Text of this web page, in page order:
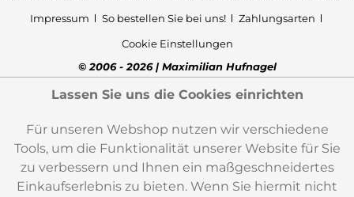
Impressum
So bestellen Sie bei uns!
Zahlungsarten
Cookie Einstellungen
© 2006 - 2026 | Maximilian Hufnagel
Lassen Sie uns die Cookies einrichten
Für unseren Webshop nutzen wir verschiedene
Tools, um die Funktionalität unserer Website für Sie
zu verbessern und Ihnen ein maßgeschneidertes
Einkaufserlebnis zu bieten. Wenn Sie hiermit nicht